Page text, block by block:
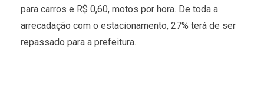
para carros e R$ 0,60, motos por hora. De toda a
arrecadação com o estacionamento, 27% terá de ser
repassado para a prefeitura.